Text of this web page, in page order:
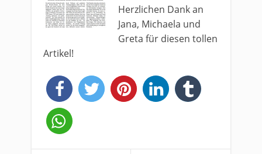
Herzlichen Dank an
Jana, Michaela und
Greta für diesen tollen
Artikel!